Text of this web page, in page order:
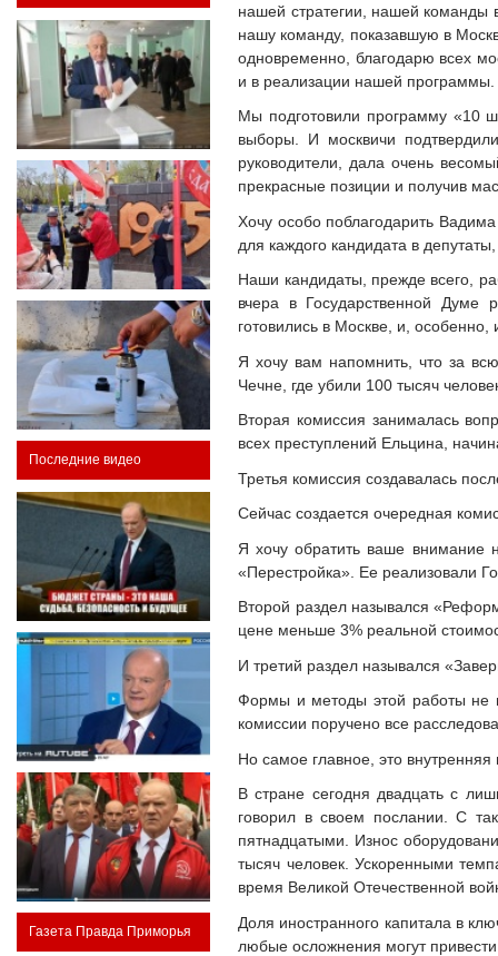
Последние видео
Газета Правда Приморья
нашей стратегии, нашей команды
нашу команду, показавшую в
одновременно, благодарю всех
и в реализации нашей программы.
Мы подготовили программу «10
выборы. И москвичи
руководители, дала очень
прекрасные позиции и получив
Хочу особо поблагодарить
для каждого кандидата в
Наши кандидаты, прежде всего,
вчера в Государственной Думе
готовились в Москве, и, особенно,
Я хочу вам напомнить, что за
Чечне, где убили 100 тысяч
Вторая комиссия занималась
всех преступлений Ельцина,
Третья комиссия создавалась
Сейчас создается очередная
Я хочу обратить ваше внимание
«Перестройка». Ее реализовали
Второй раздел назывался
цене меньше 3% реальной
И третий раздел назывался
Формы и методы этой работы не
комиссии поручено все
Но самое главное, это внутренняя
В стране сегодня двадцать с
говорил в своем послании. С
пятнадцатыми. Износ
тысяч человек. Ускоренными
время Великой Отечественной
Доля иностранного капитала в
любые осложнения могут